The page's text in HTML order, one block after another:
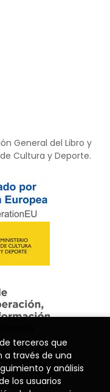
General del Libro y
Cultura y Deporte.
terceros que
a través de una
y análisis
los usuarios